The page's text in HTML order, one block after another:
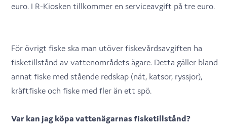
euro. I R-Kiosken tillkommer en serviceavgift på tre euro.
För övrigt fiske ska man utöver fiskevårdsavgiften ha
fisketillstånd av vattenområdets ägare. Detta gäller bland
annat fiske med stående redskap (nät, katsor, ryssjor),
kräftfiske och fiske med fler än ett spö.
Var kan jag köpa vattenägarnas fisketillstånd?